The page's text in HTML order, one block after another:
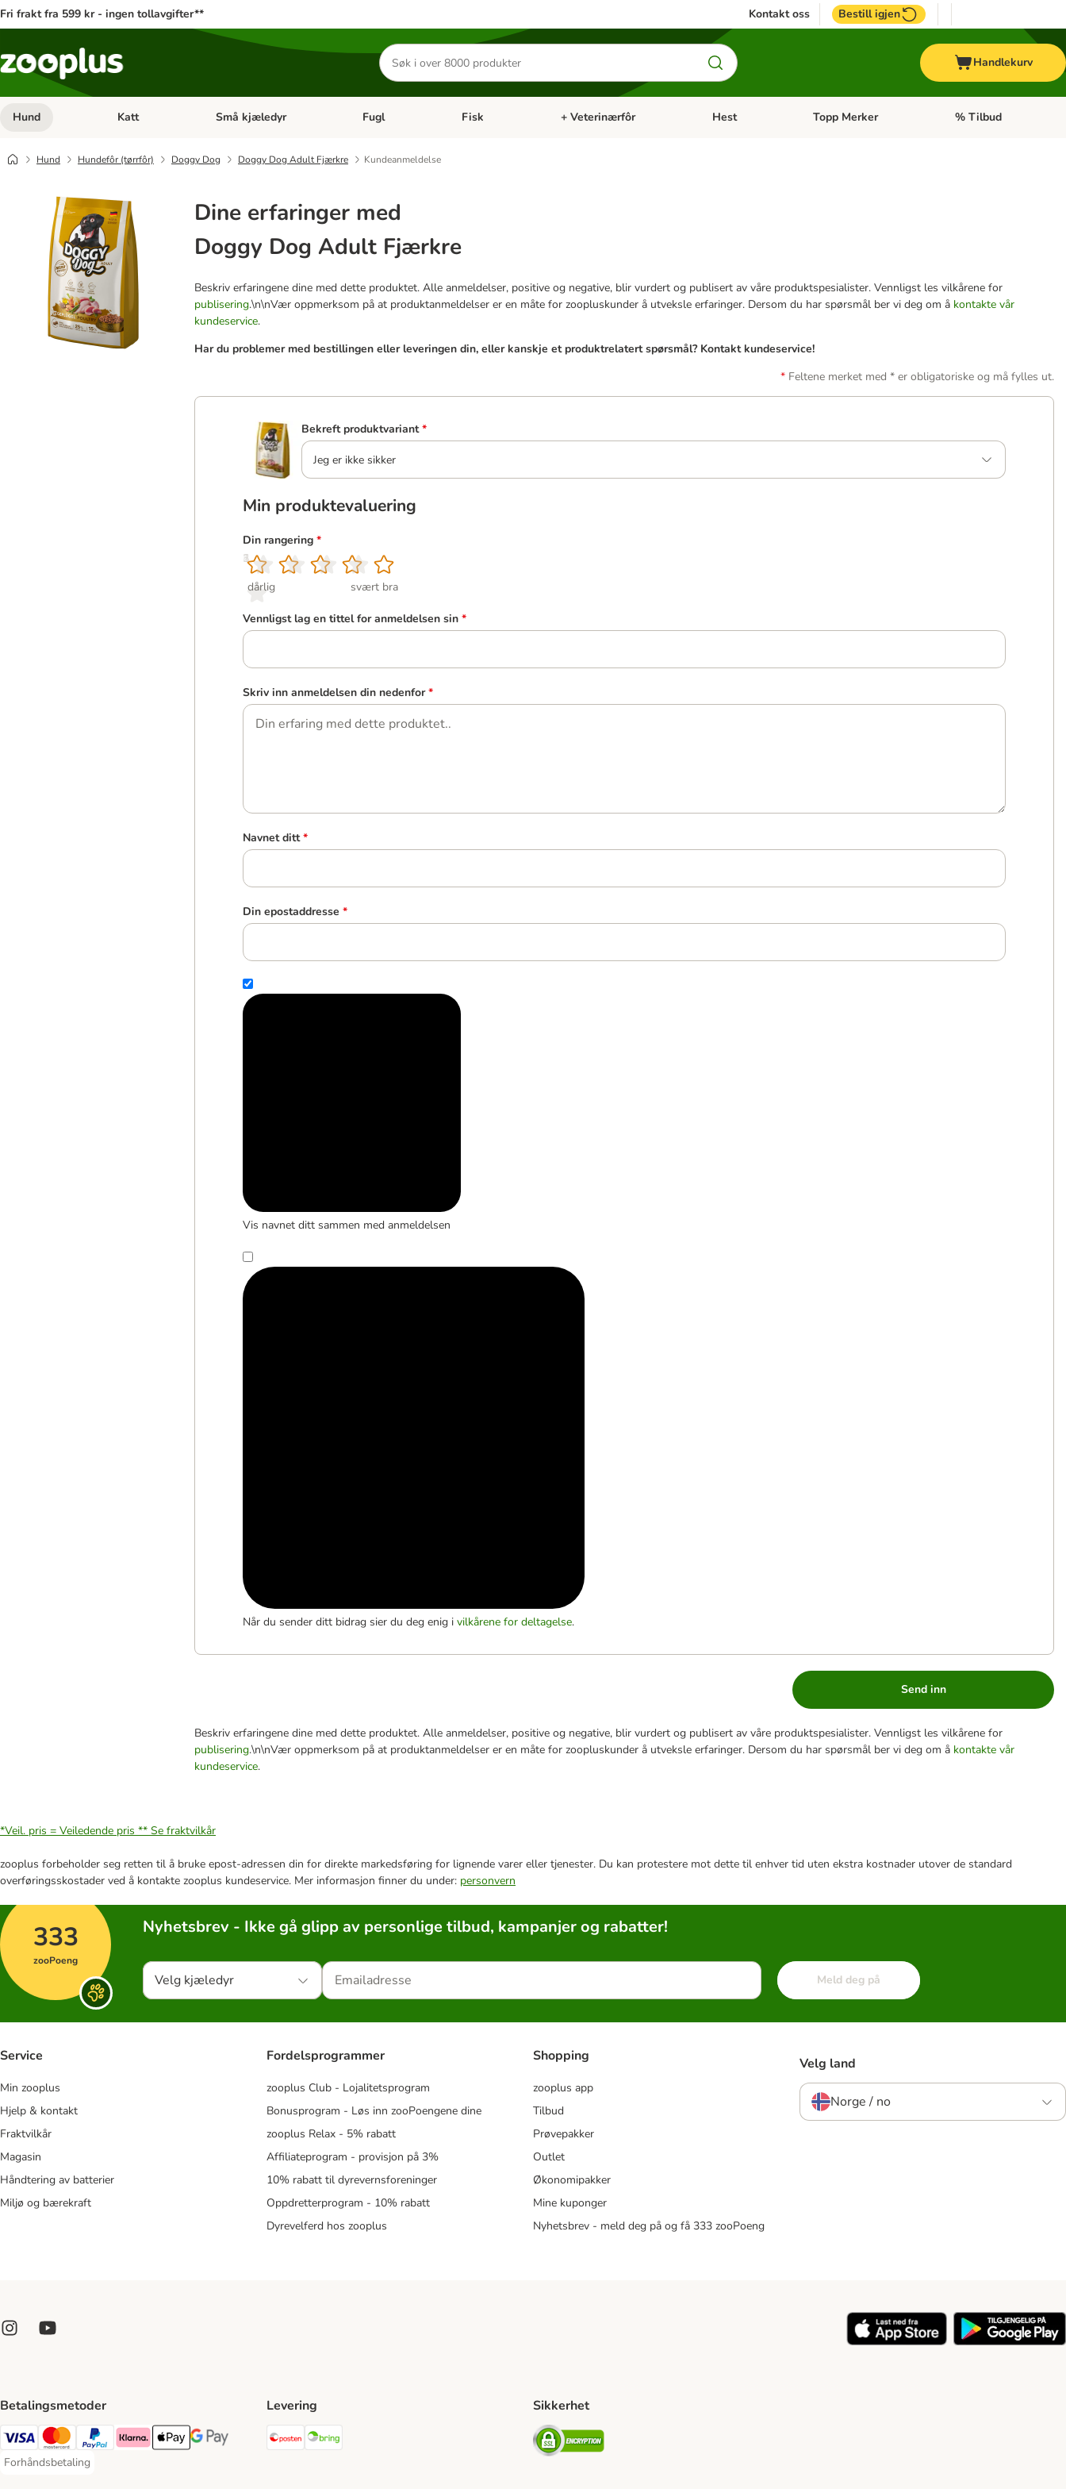
Fri frakt fra 599 kr - ingen tollavgifter** Kontakt oss Bestill igjen
Søk
etter
produkter
Handlekurv
Hund Åpne kategorimeny: Hund
Katt Åpne kategorimeny: Katt
Små kjæledyr Åpne kategorimeny: Små kjæledyr
Fugl Åpne kategorimeny: Fugl
Fisk Åpne kategorimeny: Fisk
+ Veterinærfôr Åpne kategorimeny: + Veterinærfôr
Hest Åpne kategorimeny: Hest
Topp Merker Åpne kategorimeny:
% Tilbud
Hund Hundefôr (tørrfôr) Doggy Dog Doggy Dog Adult Fjærkre Kundeanmeldelse
Dine erfaringer med
Doggy Dog Adult Fjærkre
Beskriv erfaringene dine med dette produktet. Alle anmeldelser, positive og negative, blir vurdert og publisert av våre produktspesialister. Vennligst les vilkårene for
publisering.\n\nVær oppmerksom på at produktanmeldelser er en måte for zoopluskunder å utveksle erfaringer. Dersom du har spørsmål ber vi deg om å kontakte vår
kundeservice.
Har du problemer med bestillingen eller leveringen din, eller kanskje et produktrelatert spørsmål? Kontakt kundeservice!
Feltene merket med * er obligatoriske og må fylles ut.
Bekreft produktvariant *
Jeg er ikke sikker
Min produktevaluering
Din rangering *
1
dårlig
2
3
4
5
svært bra
Vennligst lag en tittel for anmeldelsen sin *
Skriv inn anmeldelsen din nedenfor *
Navnet ditt *
Din epostaddresse *
Vis navnet ditt sammen med anmeldelsen
Når du sender ditt bidrag sier du deg enig i vilkårene for deltagelse.
Send inn
Beskriv erfaringene dine med dette produktet. Alle anmeldelser, positive og negative, blir vurdert og publisert av våre produktspesialister. Vennligst les vilkårene for
publisering.\n\nVær oppmerksom på at produktanmeldelser er en måte for zoopluskunder å utveksle erfaringer. Dersom du har spørsmål ber vi deg om å kontakte vår
kundeservice.
*Veil. pris = Veiledende pris ** Se fraktvilkår
zooplus forbeholder seg retten til å bruke epost-adressen din for direkte markedsføring for lignende varer eller tjenester. Du kan protestere mot dette til enhver tid uten ekstra kostnader utover de standard
overføringsskostader ved å kontakte zooplus kundeservice. Mer informasjon finner du under: personvern
333
zooPoeng
Nyhetsbrev - Ikke gå glipp av personlige tilbud, kampanjer og rabatter!
Velg kjæledyr Meld deg på
Service
Min zooplus
Hjelp & kontakt
Fraktvilkår
Magasin
Håndtering av batterier
Miljø og bærekraft
Fordelsprogrammer
zooplus Club - Lojalitetsprogram
Bonusprogram - Løs inn zooPoengene dine
zooplus Relax - 5% rabatt
Affiliateprogram - provisjon på 3%
10% rabatt til dyrevernsforeninger
Oppdretterprogram - 10% rabatt
Dyrevelferd hos zooplus
Shopping
zooplus app
Tilbud
Prøvepakker
Outlet
Økonomipakker
Mine kuponger
Nyhetsbrev - meld deg på og få 333 zooPoeng
Velg land
Norge / no
Betalingsmetoder
Visa Payment Method
Mastercard Payment Method
PayPal Payment Method
Klarna Payment Method
Apple Pay Payment Method
Google Pay Payment Method
Forhåndsbetaling
Forhåndsbetaling Payment Method
Levering
Posten Shipping Method
Sikkerhet
Security